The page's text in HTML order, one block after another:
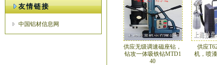
友情链接
中国铝材信息网
供应无级调速磁座钻，
钻攻一体吸铁钻MTD1
40
供应
机，喷